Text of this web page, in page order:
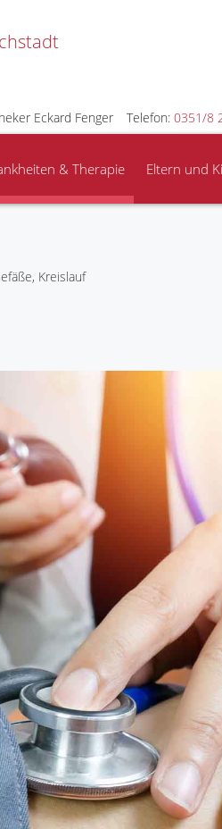
Eckard Fenger Telefon: 0351/8
& Therapie Eltern und
Kreislauf